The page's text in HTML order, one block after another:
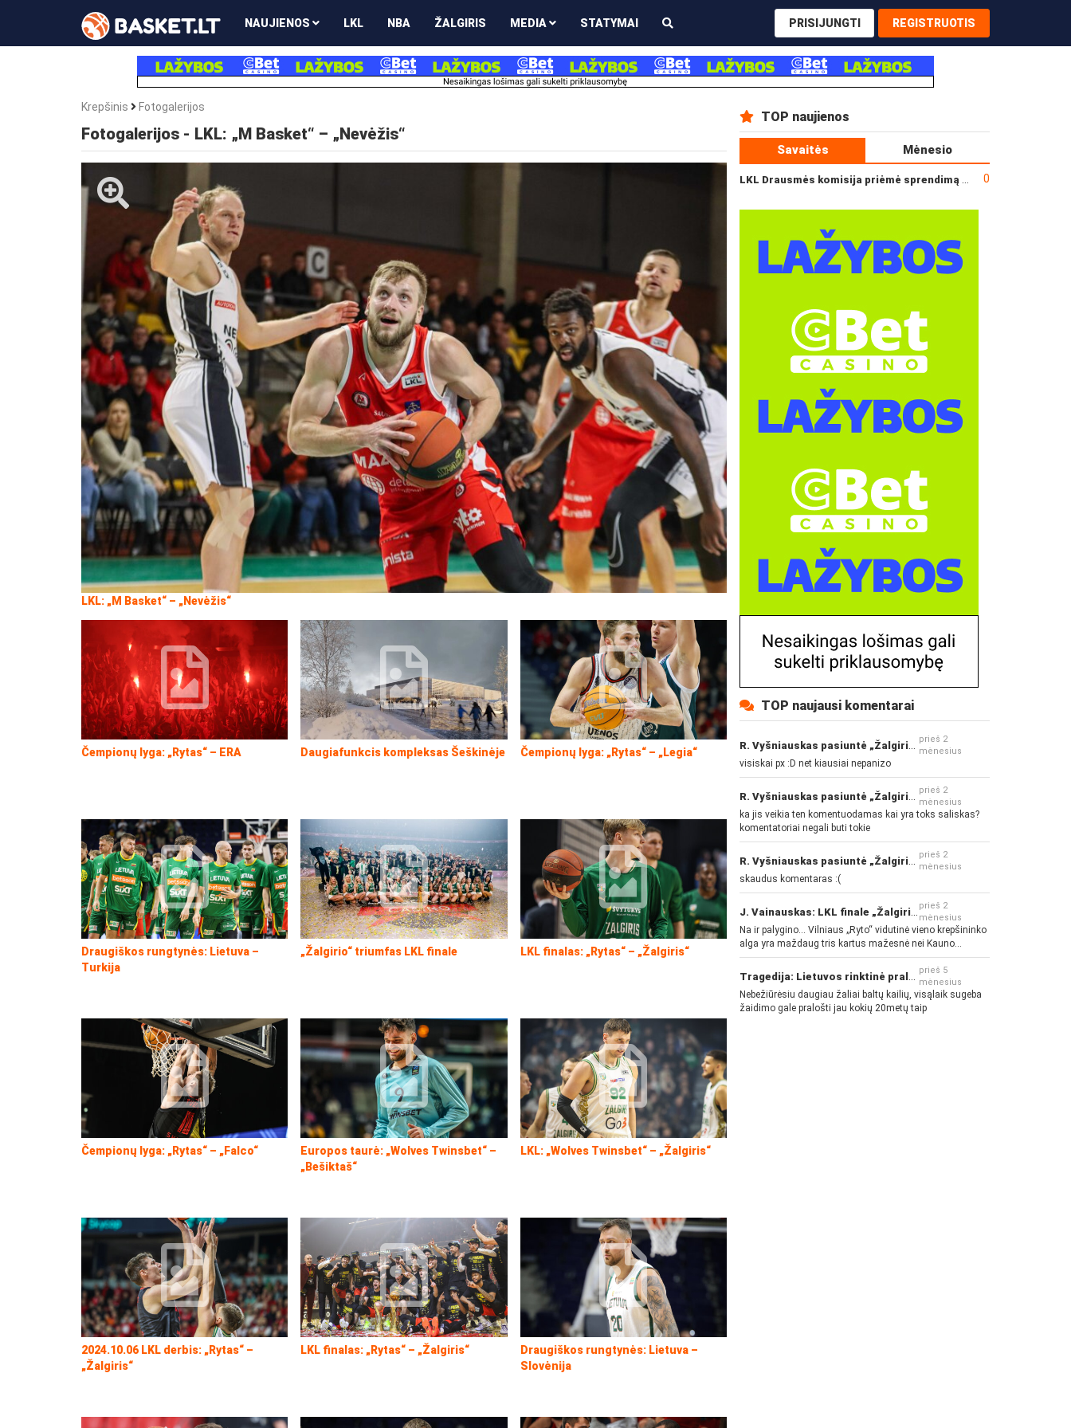
NAUJIENOS LKL NBA ŽALGIRIS MEDIA STATYMAI PRISIJUNGTI REGISTRUOTIS
Krepšinis Fotogalerijos
Fotogalerijos - LKL: „M Basket“ – „Nevėžis“
LKL: „M Basket“ – „Nevėžis“
Čempionų lyga: „Rytas“ – ERA Daugiafunkcis kompleksas Šeškinėje Čempionų lyga: „Rytas“ – „Legia“
Draugiškos rungtynės: Lietuva –
Turkija
„Žalgirio“ triumfas LKL finale LKL finalas: „Rytas“ – „Žalgiris“
Čempionų lyga: „Rytas“ – „Falco“
Europos taurė: „Wolves Twinsbet“ –
„Bešiktaš“
LKL: „Wolves Twinsbet“ – „Žalgiris“
2024.10.06 LKL derbis: „Rytas“ –
„Žalgiris“
LKL finalas: „Rytas“ – „Žalgiris“
Draugiškos rungtynės: Lietuva –
Slovėnija
TOP naujienos
Savaitės Mėnesio
0
TOP naujausi komentarai
prieš 2
mėnesius
visiskai px :D net kiausiai nepanizo
prieš 2
mėnesius
ka jis veikia ten komentuodamas kai yra toks saliskas?
komentatoriai negali buti tokie
prieš 2
mėnesius
skaudus komentaras :(
prieš 2
mėnesius
Na ir palygino... Vilniaus „Ryto“ vidutinė vieno krepšininko
alga yra maždaug tris kartus mažesnė nei Kauno
„Žalgirio“... Mokama už sugebėjimus... Nėra pinigų - nėra
gerų žaidėjų...
prieš 5
mėnesius
Nebežiūrėsiu daugiau žaliai baltų kailių, visąlaik sugeba
žaidimo gale pralošti jau kokių 20metų taip